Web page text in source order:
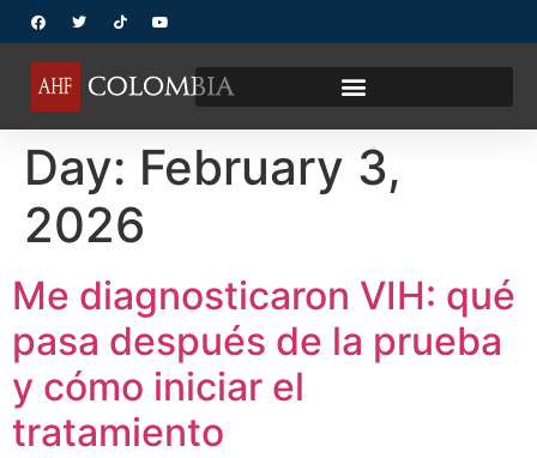
Day: February 3,
2026
Me diagnosticaron VIH: qué
pasa después de la prueba
y cómo iniciar el
tratamiento